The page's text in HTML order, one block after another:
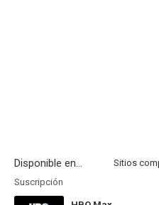
Disponible en...
Suscripción